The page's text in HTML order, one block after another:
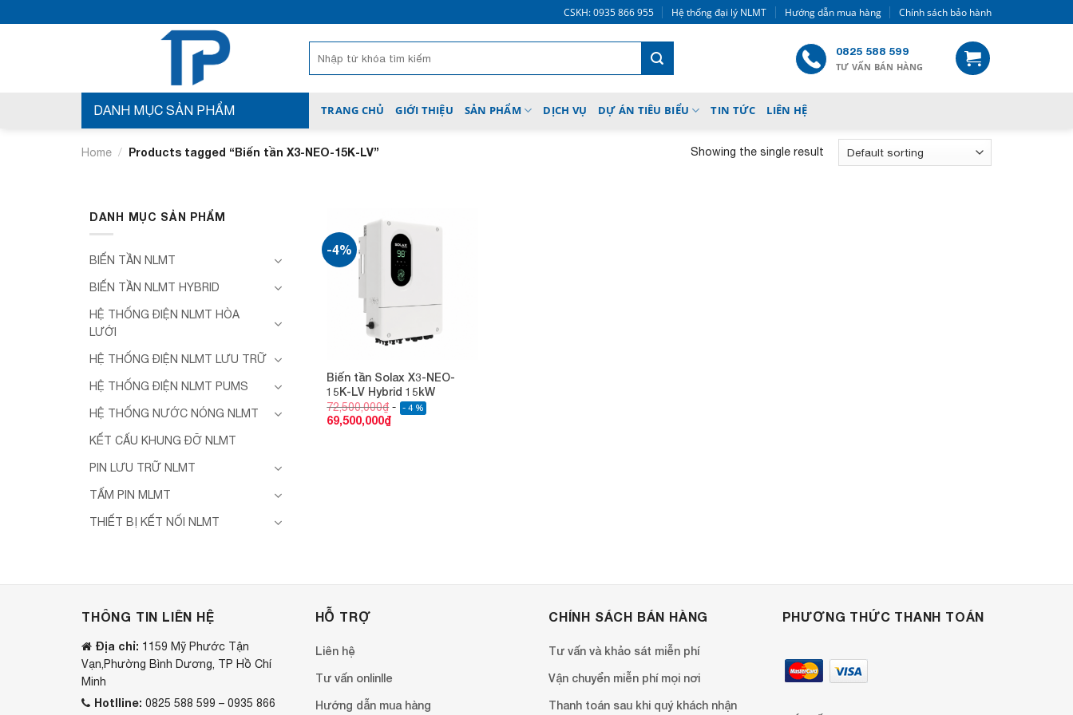
qua
CSKH: 0935 866 955 Hệ thống đại lý NLMT Hướng dẫn mua hàng Chính sách bảo hành
for:
0825 588 599
TƯ VẤN BÁN HÀNG
DANH MỤC SẢN PHẨM TRANG CHỦ GIỚI THIỆU SẢN PHẨM DỊCH VỤ DỰ ÁN TIÊU BIỂU TIN TỨC LIÊN HỆ
Home / Products tagged “Biến tần X3-NEO-15K-LV” Showing the single result
DANH MỤC SẢN PHẨM
BIẾN TẦN NLMT
BIẾN TẦN NLMT HYBRID
HỆ THỐNG ĐIỆN NLMT HÒA
LƯỚI
HỆ THỐNG ĐIỆN NLMT LƯU TRỮ
HỆ THỐNG ĐIỆN NLMT PUMS
HỆ THỐNG NƯỚC NÓNG NLMT
KẾT CẤU KHUNG ĐỠ NLMT
PIN LƯU TRỮ NLMT
TẤM PIN MLMT
THIẾT BỊ KẾT NỐI NLMT
-4%
Biến tần Solax X3-NEO-
15K-LV Hybrid 15kW
72,500,000₫ - 4 %
69,500,000₫
THÔNG TIN LIÊN HỆ
Địa chỉ: 1159 Mỹ Phước Tận
Vạn,Phường Bình Dương, TP Hồ Chí
Minh
Hotlline: 0825 588 599 – 0935 866
HỖ TRỢ
Liên hệ
Tư vấn onlinlle
Hướng dẫn mua hàng
CHÍNH SÁCH BÁN HÀNG
Tư vấn và khảo sát miễn phí
Vận chuyển miễn phí mọi nơi
Thanh toán sau khi quý khách nhận
PHƯƠNG THỨC THANH TOÁN